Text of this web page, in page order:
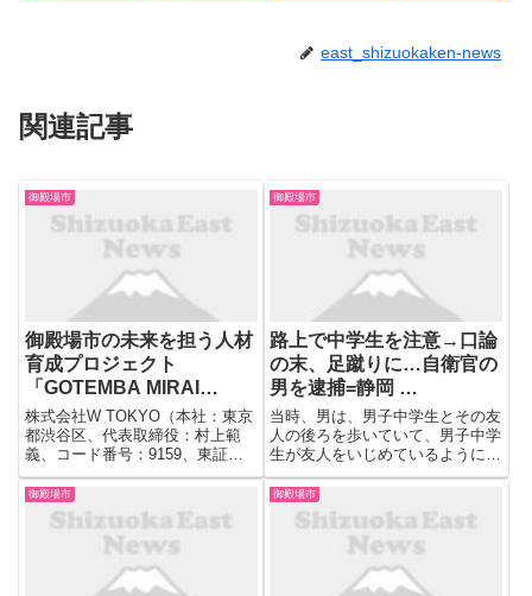
east_shizuokaken-news
関連記事
御殿場市
御殿場市の未来を担う人材
育成プロジェクト
「GOTEMBA MIRAI
PROJECT 2025 …
株式会社W TOKYO（本社：東京
都渋谷区、代表取締役：村上範
義、コード番号：9159、東証グ
ロース、以下：当社）は、御殿場
市、SFGマーケティング（本
店：静岡県静岡市、代表取締役社
長：中川大）と連携し、2024年
度に引き続き、御殿場市の地...
御殿場市
路上で中学生を注意→口論
の末、足蹴りに…自衛官の
男を逮捕=静岡 …
当時、男は、男子中学生とその友
人の後ろを歩いていて、男子中学
生が友人をいじめているように見
えたため注意をしたことをきっか
けに口論になり、暴行に至ったと
いうことです。 男子中学生は手
を擦りむく軽いけがをしました。
御殿場市 御殿場市